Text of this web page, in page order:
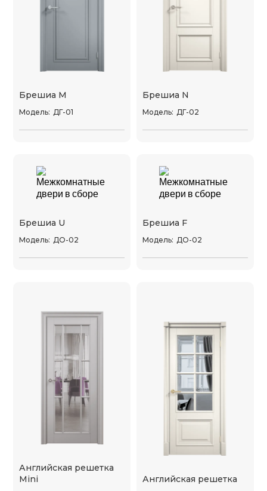
Брешиа M
Модель: ДГ-01
Брешиа N
Модель: ДГ-02
Брешиа U
Модель: ДО-02
Брешиа F
Модель: ДО-02
Английская решетка
Mini
Английская решетка